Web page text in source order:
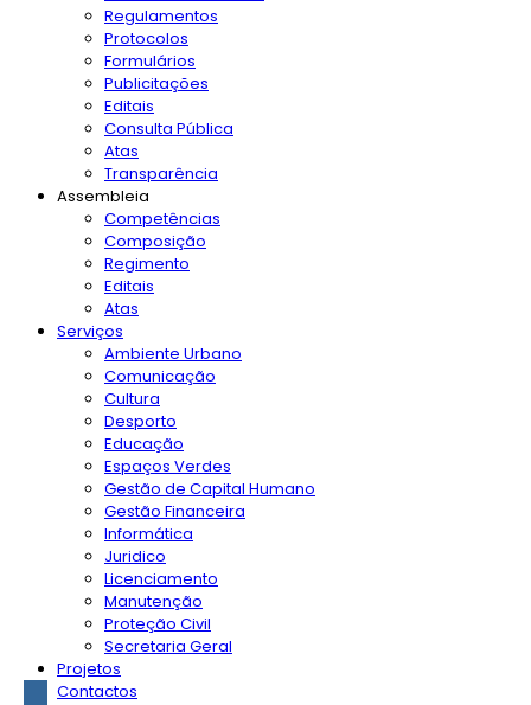
Regulamentos
Protocolos
Formulários
Publicitações
Editais
Consulta Pública
Atas
Transparência
Assembleia
Competências
Composição
Regimento
Editais
Atas
Serviços
Ambiente Urbano
Comunicação
Cultura
Desporto
Educação
Espaços Verdes
Gestão de Capital Humano
Gestão Financeira
Informática
Juridico
Licenciamento
Manutenção
Proteção Civil
Secretaria Geral
Projetos
Contactos